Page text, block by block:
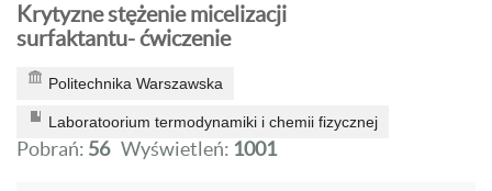
Krytyzne stężenie micelizacji
surfaktantu- ćwiczenie
Politechnika Warszawska
Laboratoorium termodynamiki i chemii fizycznej
Pobrań: 56 Wyświetleń: 1001